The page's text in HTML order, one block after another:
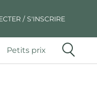
/ S'INSCRIRE
Petits prix